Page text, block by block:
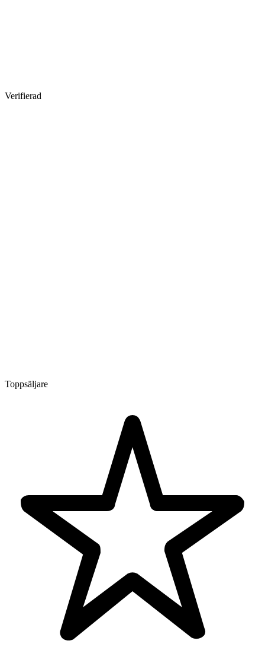
Verifierad
Toppsäljare